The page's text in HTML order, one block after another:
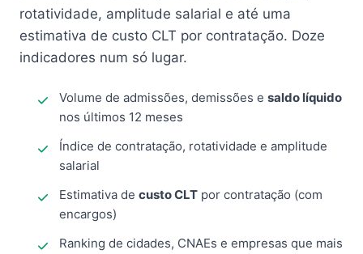
rotatividade, amplitude salarial e até uma
estimativa de custo CLT por contratação. Doze
indicadores num só lugar.
Volume de admissões, demissões e saldo líquido
nos últimos 12 meses
Índice de contratação, rotatividade e amplitude
salarial
Estimativa de custo CLT por contratação (com
encargos)
Ranking de cidades, CNAEs e empresas que mais